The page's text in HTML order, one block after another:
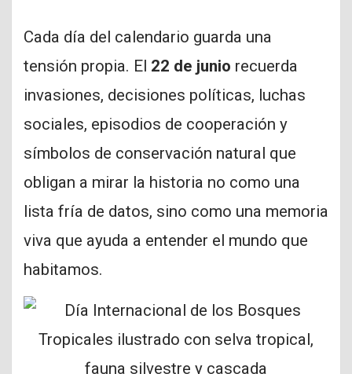
Cada día del calendario guarda una
tensión propia. El 22 de junio recuerda
invasiones, decisiones políticas, luchas
sociales, episodios de cooperación y
símbolos de conservación natural que
obligan a mirar la historia no como una
lista fría de datos, sino como una memoria
viva que ayuda a entender el mundo que
habitamos.